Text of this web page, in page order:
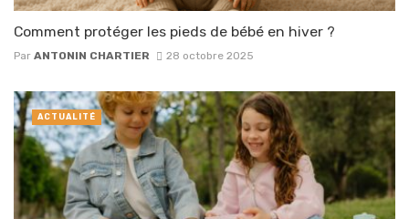
Comment protéger les pieds de bébé en hiver ?
Par ANTONIN CHARTIER 28 octobre 2025
ACTUALITÉ